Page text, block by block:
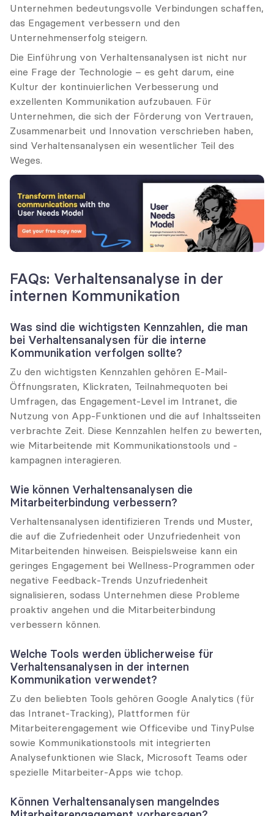
Unternehmen bedeutungsvolle Verbindungen schaffen,
das Engagement verbessern und den
Unternehmenserfolg steigern.
Die Einführung von Verhaltensanalysen ist nicht nur
eine Frage der Technologie – es geht darum, eine
Kultur der kontinuierlichen Verbesserung und
exzellenten Kommunikation aufzubauen. Für
Unternehmen, die sich der Förderung von Vertrauen,
Zusammenarbeit und Innovation verschrieben haben,
sind Verhaltensanalysen ein wesentlicher Teil des
Weges.
FAQs: Verhaltensanalyse in der
internen Kommunikation
Was sind die wichtigsten Kennzahlen, die man
bei Verhaltensanalysen für die interne
Kommunikation verfolgen sollte?
Zu den wichtigsten Kennzahlen gehören E-Mail-
Öffnungsraten, Klickraten, Teilnahmequoten bei
Umfragen, das Engagement-Level im Intranet, die
Nutzung von App-Funktionen und die auf Inhaltsseiten
verbrachte Zeit. Diese Kennzahlen helfen zu bewerten,
wie Mitarbeitende mit Kommunikationstools und -
kampagnen interagieren.
Wie können Verhaltensanalysen die
Mitarbeiterbindung verbessern?
Verhaltensanalysen identifizieren Trends und Muster,
die auf die Zufriedenheit oder Unzufriedenheit von
Mitarbeitenden hinweisen. Beispielsweise kann ein
geringes Engagement bei Wellness-Programmen oder
negative Feedback-Trends Unzufriedenheit
signalisieren, sodass Unternehmen diese Probleme
proaktiv angehen und die Mitarbeiterbindung
verbessern können.
Welche Tools werden üblicherweise für
Verhaltensanalysen in der internen
Kommunikation verwendet?
Zu den beliebten Tools gehören Google Analytics (für
das Intranet-Tracking), Plattformen für
Mitarbeiterengagement wie Officevibe und TinyPulse
sowie Kommunikationstools mit integrierten
Analysefunktionen wie Slack, Microsoft Teams oder
spezielle Mitarbeiter-Apps wie tchop.
Können Verhaltensanalysen mangelndes